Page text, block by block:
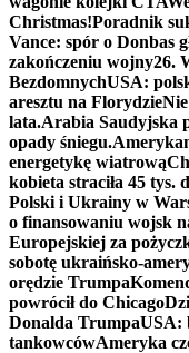
Christmas!Poradnik
Vance: spór o Donbas
zakończeniu wojny26.
BezdomnychUSA:
aresztu na Florydzie
lata.Arabia Saudyjska
opady śniegu.
energetykę wiatrową
kobieta straciła 45 tys.
Polski i Ukrainy w
o finansowaniu wojsk
Europejskiej za
sobotę ukraińsko-
orędzie Trumpa
powrócił do Chicago
Donalda TrumpaUSA:
tankowcówAmeryka